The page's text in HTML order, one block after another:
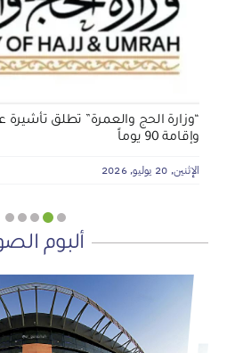
الأربعاء, 29 يوليو, 2026
“وزارة الحج والعمرة” تطلق
وإقامة 90 يوماً
الإثنين, 20 يوليو, 2026
ألبوم